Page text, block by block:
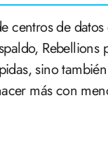
centros de
Rebellions
sino también
más con